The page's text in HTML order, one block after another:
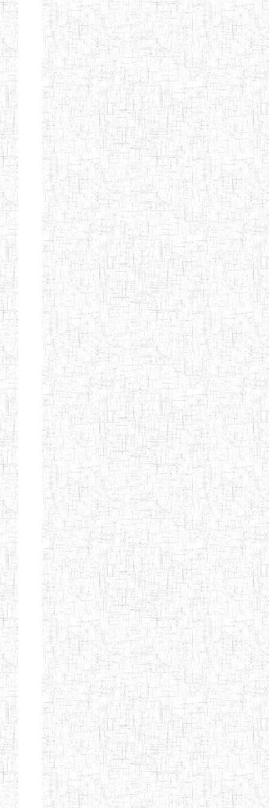
SAINT
ANDREW'S BTTC
28/12/2007 ENIEG
MODEL
INCLUSIVE
BILINGUAL
TEACHER
TRAINING
INSTITUTE
08/09/2015 ENIEG
CEFED/SPED/TTI
SANTA
17/11/2008 ENIEG
PTTC MBENGWI 06/08/1990 ENIEG
FULL GOSPEL
BTTC MBENGWI
02/10/1998 ENIEG
BAPTIST
TEACHERS
TRAINING
COLLEGE
08/08/1983 ENIEG
KENCHOLIA
TEACHER'S
TRAINING
COLLEGE
"K.T.T.C NDOP"
15/09/2015 ENIEG
ENIEG PRIVEE
BILINGUE
LAIQUE LES
PERFORMANCES
PEDAGOGIQUES
01/09/2015 ENIEG
ENIEG DU HAUT
NKAM
12/08/2013 ENIEG
ENIEG BILINGUE
DE L'IPEP DE
BANDJOUN
05/09/2003 ENIEG
ENIEG PRIVEE
NANFAH
07/09/2012 ENIEG
ENPIEG TERESA
JANE
14/03/2014 ENIEG